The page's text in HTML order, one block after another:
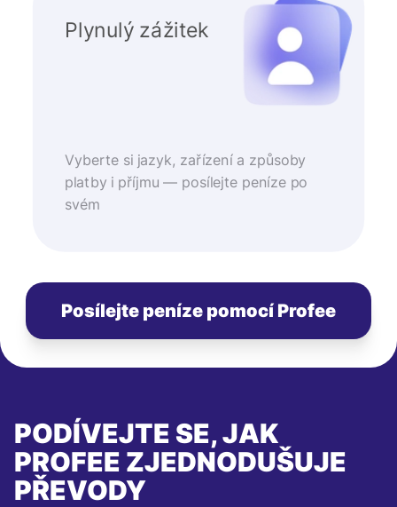
Plynulý zážitek
Vyberte si jazyk, zařízení a způsoby
platby i příjmu — posílejte peníze po
svém
Posílejte peníze pomocí Profee
PODÍVEJTE SE, JAK
PROFEE ZJEDNODUŠUJE
PŘEVODY